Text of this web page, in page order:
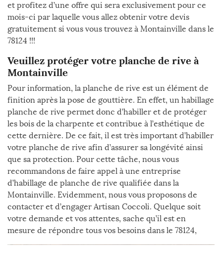
et profitez d’une offre qui sera exclusivement pour ce
mois-ci par laquelle vous allez obtenir votre devis
gratuitement si vous vous trouvez à Montainville dans le
78124 !!!
Veuillez protéger votre planche de rive à
Montainville
Pour information, la planche de rive est un élément de
finition après la pose de gouttière. En effet, un habillage
planche de rive permet donc d’habiller et de protéger
les bois de la charpente et contribue à l’esthétique de
cette dernière. De ce fait, il est très important d’habiller
votre planche de rive afin d’assurer sa longévité ainsi
que sa protection. Pour cette tâche, nous vous
recommandons de faire appel à une entreprise
d’habillage de planche de rive qualifiée dans la
Montainville. Evidemment, nous vous proposons de
contacter et d’engager Artisan Coccoli. Quelque soit
votre demande et vos attentes, sache qu’il est en
mesure de répondre tous vos besoins dans le 78124,